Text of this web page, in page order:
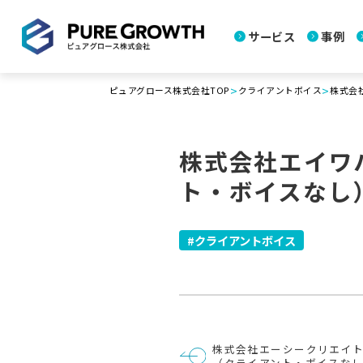
サービス 事例
ピュアグロース株式会社TOP > クライアントボイス>株式会
株式会社エイワ
ト・ボイスなし）
クライアントボイス
稿
株式会社エーシークリエイ